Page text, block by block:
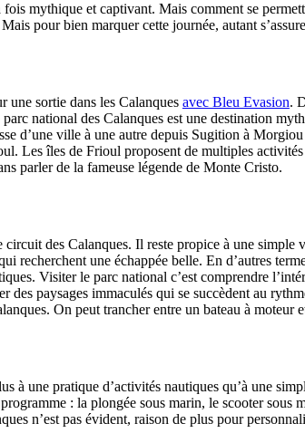
mythique et captivant. Mais comment se
pour bien marquer cette journée, autant
une sortie dans les Calanques avec Bleu Evasion.
national des Calanques est une destination
d’une ville à une autre depuis Sugition à
Les îles de Frioul proposent de multiples
parler de la fameuse légende de Monte Cristo.
des Calanques. Il reste propice à une simple
une échappée belle. En d’autres
Visiter le parc national c’est comprendre
paysages immaculés qui se succèdent au
On peut trancher entre un bateau à moteur
à une pratique d’activités nautiques qu’à une
: la plongée sous marin, le scooter sous
n’est pas évident, raison de plus pour